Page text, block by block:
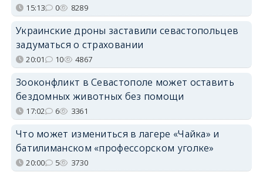
15:13 0 8289
Украинские дроны заставили севастопольцев
задуматься о страховании
20:01 10 4867
Зооконфликт в Севастополе может оставить
бездомных животных без помощи
17:02 6 3361
Что может измениться в лагере «Чайка» и
батилиманском «профессорском уголке»
20:00 5 3730